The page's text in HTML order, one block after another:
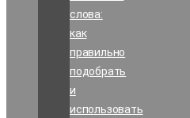
слова:
как
правильно
подобрать
и
использовать